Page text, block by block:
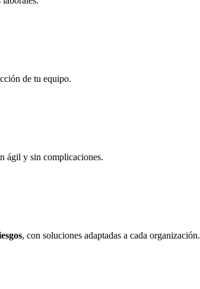
de tu equipo.
ágil y sin complicaciones.
, con soluciones adaptadas a cada organización.